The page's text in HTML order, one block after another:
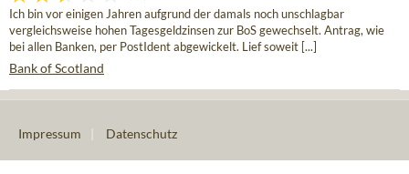
Ich bin vor einigen Jahren aufgrund der damals noch unschlagbar
vergleichsweise hohen Tagesgeldzinsen zur BoS gewechselt. Antrag, wie
bei allen Banken, per PostIdent abgewickelt. Lief soweit [...]
Bank of Scotland
Impressum Datenschutz